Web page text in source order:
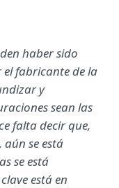
haber sido
fabricante de la
y
sean las
falta decir que,
se está
se está
está en